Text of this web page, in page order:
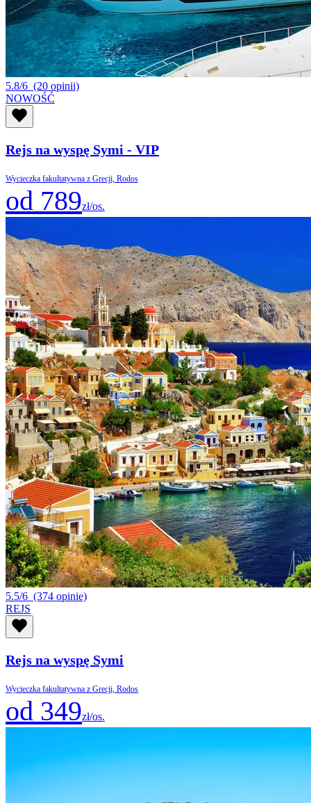
5.8/6 (20 opinii)
NOWOŚĆ
Rejs na wyspę Symi - VIP
Wycieczka fakultatywna z Grecji, Rodos
od 789zł/os.
5.5/6 (374 opinie)
REJS
Rejs na wyspę Symi
Wycieczka fakultatywna z Grecji, Rodos
od 349zł/os.